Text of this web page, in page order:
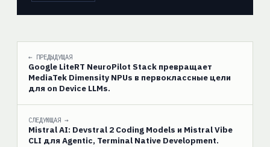
← ПРЕДЫДУЩАЯ
Google LiteRT NeuroPilot Stack превращает
MediaTek Dimensity NPUs в первоклассные цели
для on Device LLMs.
СЛЕДУЮЩАЯ →
Mistral AI: Devstral 2 Coding Models и Mistral Vibe
CLI для Agentic, Terminal Native Development.